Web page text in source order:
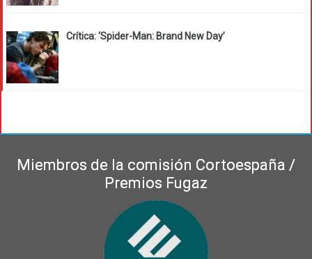
Crítica: ‘Spider-Man: Brand New Day’
Miembros de la comisión Cortoespaña /
Premios Fugaz